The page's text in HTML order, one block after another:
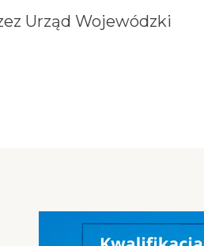
Urząd Wojewódzki